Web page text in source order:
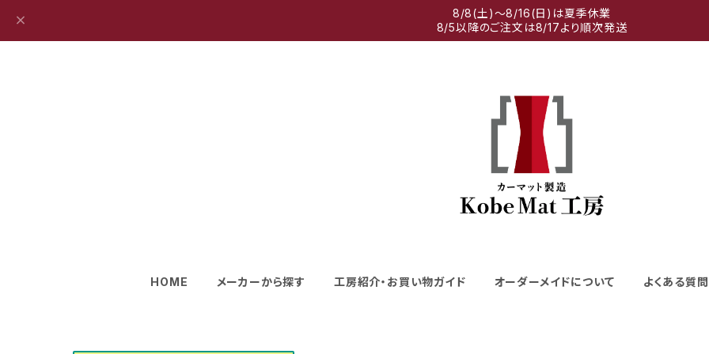
8/8(土)～8/16(日)は夏季休業
8/5以降のご注文は8/17より順次発送
HOME メーカーから探す 工房紹介・お買い物ガイド オーダーメイドについて よくある質問